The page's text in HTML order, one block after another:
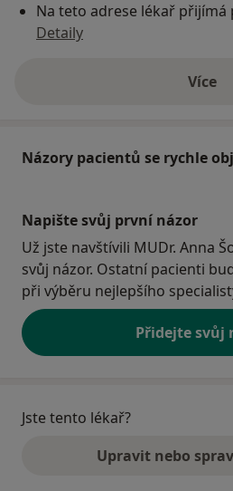
Na teto adrese lékař
Detaily
Více
o
Názory pacientů se rychle
Napište svůj první názor
Už jste navštívili MUDr. Anna
svůj názor. Ostatní pacienti
při výběru nejlepšího
Přidejte svůj
Jste tento lékař?
Upravit nebo